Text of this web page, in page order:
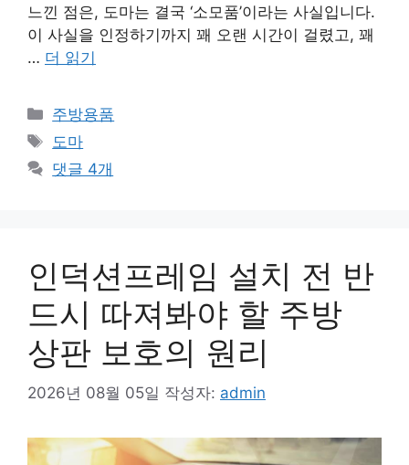
느낀 점은, 도마는 결국 ‘소모품’이라는 사실입니다.
이 사실을 인정하기까지 꽤 오랜 시간이 걸렸고, 꽤
… 더 읽기
카
테
리
주방용품
태
그
도마
댓글 4개
인덕션프레임 설치 전 반
드시 따져봐야 할 주방
상판 보호의 원리
2026년 08월 05일 작성자: admin